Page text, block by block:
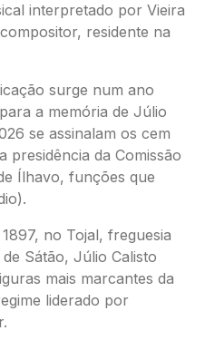
interpretado por Vieira
residente na
surge num ano
a memória de Júlio
se assinalam os cem
presidência da Comissão
Ílhavo, funções que
no Tojal, freguesia
Sátão, Júlio Calisto
mais marcantes da
liderado por